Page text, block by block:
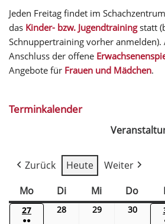
Jeden Freitag findet im
das Kinder- bzw. Jugendtrainingstatt
Schnuppertraining vorher
Anschluss der offene
Angebote für Frauen und Mädchen.
Terminkalender
Zurück Heute
Weiter
Mo
Di Mi Do
27
●●
28 29 30